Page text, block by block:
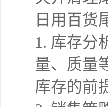
日用百货
1. 库存分
量、质量
库存的前